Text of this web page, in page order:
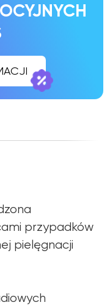
przypadków
pielęgnacji